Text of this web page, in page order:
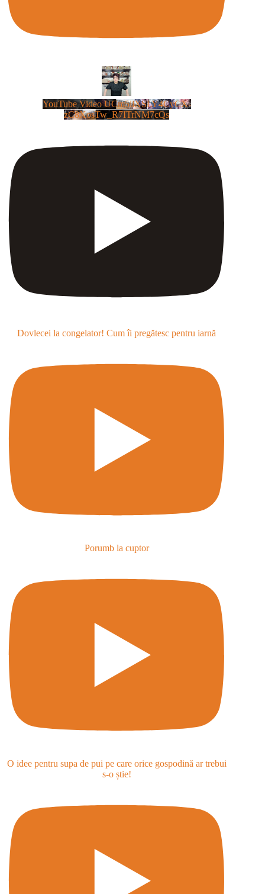
YouTube Video UCm5llXSLY4CyCX-
zC8XosTw_R7ITrNM7cQs
Dovlecei la congelator! Cum îi pregătesc pentru iarnă
Porumb la cuptor
O idee pentru supa de pui pe care orice gospodină ar trebui
s-o știe!